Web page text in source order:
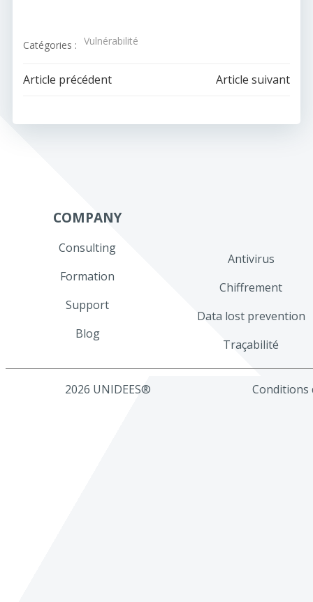
Catégories : Vulnérabilité
Navigation
de
Article précédent
Navigation
de
Article suivant
COMPANY
Consulting
Formation
Support
Blog
Antivirus
Chiffrement
Data lost prevention
Traçabilité
2026 UNIDEES® Conditions